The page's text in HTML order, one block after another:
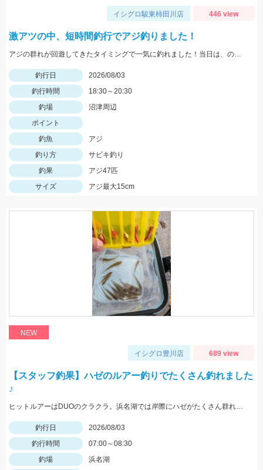
イシグロ駿東柿田川店 446 view
激アツの中、短時間釣行でアジ釣りました！
アジの群れが回遊してきたタイミングで一気に釣れました！当日は、のべ竿と豆アジマッチ・スピード餌つけ器仕掛・生アミエビなどを使用しました。
釣行日
2026/08/03
釣行時間
18:30～20:30
釣場
沼津周辺
ポイント
釣魚
アジ
釣り方
サビキ釣り
釣果
アジ47匹
サイズ
アジ最大15cm
NEW
イシグロ豊川店 689 view
【スタッフ釣果】ハゼのルアー釣りでたくさん釣れました
♪
ヒットルアーはDUOのクラクラ。浜名湖では岸際にハゼがたくさん群れているのが見えます。ハゼ用のルアーを底に当てながらゆっくり巻くだけ！ハゼがたくさんアタックしてきて面白いです。
釣行日
2026/08/03
釣行時間
07:00～08:30
釣場
浜名湖